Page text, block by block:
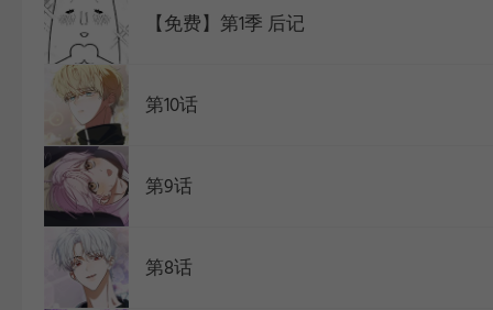
WEBTOON 【免费】第1季 后记
第10话
第9话
第8话